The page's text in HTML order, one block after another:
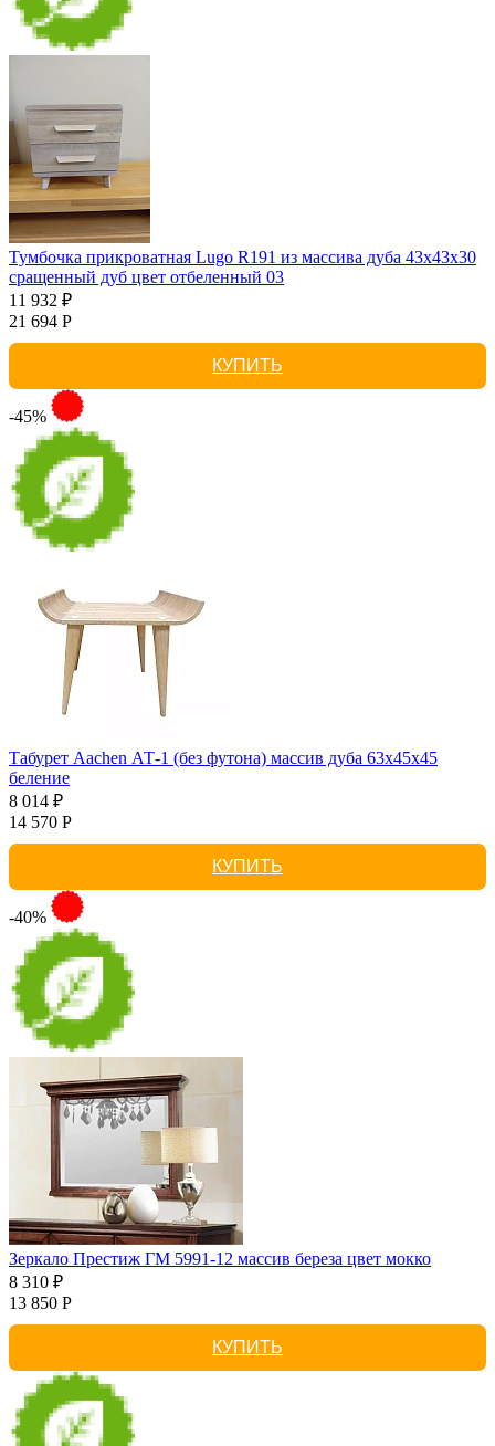
Тумбочка прикроватная Lugo R191 из массива дуба 43х43х30
сращенный дуб цвет отбеленный 03
11 932 ₽
21 694 Р
КУПИТЬ
-45%
Табурет Aachen АТ-1 (без футона) массив дуба 63х45х45
беление
8 014 ₽
14 570 Р
КУПИТЬ
-40%
Зеркало Престиж ГМ 5991-12 массив береза цвет мокко
8 310 ₽
13 850 Р
КУПИТЬ